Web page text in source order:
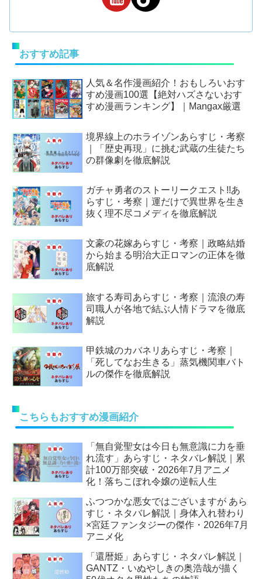
おすすめ記事
人気＆名作漫画紹介！おもしろいおす
すめ漫画100選【絶対ハズさないおす
すめ漫画ランキング】｜Mangax厳選
境界線上のホライゾンあらすじ・考察
｜「歴史再現」に挑む武蔵の生徒たち
の群像劇を徹底解説
ガチャ勇者のストーリークエスト!!あ
らすじ・考察｜運だけで異世界を生き
抜く理不尽コメディを徹底解説
文豪の花嫁あらすじ・考察｜政略結婚
から始まる明治大正ロマンの正体を徹
底解説
旅する寿司あらすじ・考察｜流浪の寿
司職人が各地で結ぶ人情ドラマを徹底
解説
甲鉄城のカバネリあらすじ・考察｜
「死してなお生きる」蒸気機関車バト
ルの傑作を徹底解説
こちらもおすすめ漫画紹介
「無自覚聖女は今日も無意識に力を垂
れ流す」あらすじ・ネタバレ解説｜累
計100万部突破・2026年7月アニメ
化！落ちこぼれ令嬢の逆転人生
ふつつかな悪女ではございますが あら
すじ・ネタバレ解説｜身体入れ替わり
×宮廷ファンタジーの傑作・2026年7月
アニメ化
「還暦姫」あらすじ・ネタバレ解説｜
GANTZ・いぬやしきの奥浩哉が描く